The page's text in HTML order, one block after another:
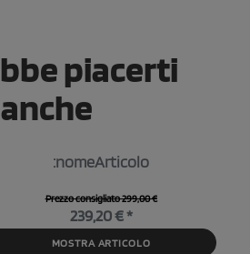
piacerti
anche
:nomeArticolo
Prezzo consigliato 299,00 €
239,20 € *
MOSTRA ARTICOLO